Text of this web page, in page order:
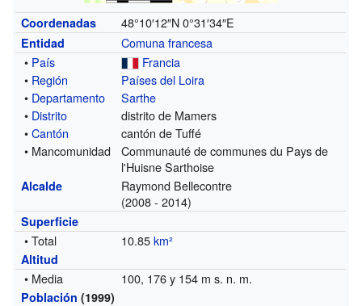
Coordenadas 48°10′12″N 0°31′34″E
Entidad
Comuna francesa
• País
Francia
• Región
Países del Loira
• Departamento
Sarthe
• Distrito
distrito de Mamers
•Cantón
cantón de Tuffé
• Mancomunidad
Communauté de communes du Pays de
l'Huisne Sarthoise
Alcalde
Raymond Bellecontre
(2008 - 2014)
Superficie
• Total 10.85km²
Altitud
• Media 100, 176 y 154 m s. n. m.
Población (1999)